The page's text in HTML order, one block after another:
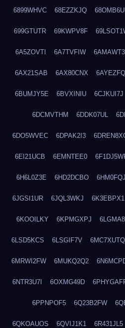
6899WHVC 68EZZKJQ
699GTUTR 69KWPV8F
6A5ZOVTI 6A7TVFIW
6AX21SAB 6AX80CNX
6BUMJY5E 6BVXINIU 6CJKUI7J
6DCMVTHM 6DDK07UL
6DO5WVEC 6DPAK2I3
6EI21UCB 6EMNTEE0
6H6L0Z3E 6HD2DCBO
6JGSI1UR 6JQL3WKJ 6K3EBPX1
6KOOILKY 6KPMGXPJ
6LSD5KCS 6LSGIF7V 6MC7XUTQ
6MRWI2FW 6MUKQ2Q2
6NTR3U7I 6OXMG49D
6PPNPOF5 6Q23B2FW
6QKOAUOS 6QVIJ1K1 6R431JL5